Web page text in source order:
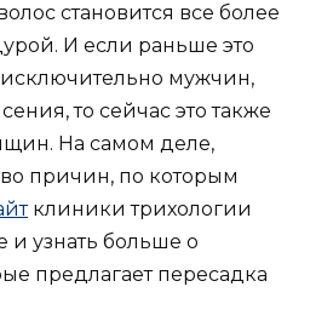
становится все более
И если раньше это
мужчин,
то сейчас это также
На самом деле,
причин, по которым
клиники трихологии
и узнать больше о
предлагает пересадка